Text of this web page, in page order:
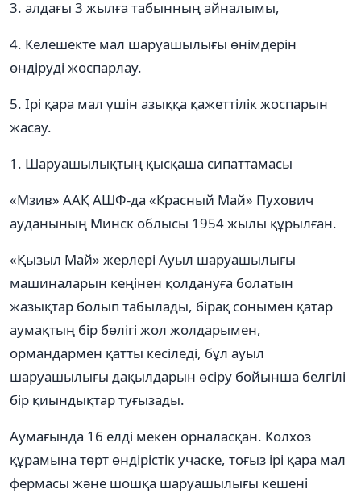
3. алдағы 3 жылға табынның айналымы,
4. Келешекте мал шаруашылығы өнімдерін
өндіруді жоспарлау.
5. Ірі қара мал үшін азыққа қажеттілік жоспарын
жасау.
1. Шаруашылықтың қысқаша сипаттамасы
«Мзив» ААҚ АШФ-да «Красный Май» Пухович
ауданының Минск облысы 1954 жылы құрылған.
«Қызыл Май» жерлері Ауыл шаруашылығы
машиналарын кеңінен қолдануға болатын
жазықтар болып табылады, бірақ сонымен қатар
аумақтың бір бөлігі жол жолдарымен,
ормандармен қатты кесіледі, бұл ауыл
шаруашылығы дақылдарын өсіру бойынша белгілі
бір қиындықтар туғызады.
Аумағында 16 елді мекен орналасқан. Колхоз
құрамына төрт өндірістік учаске, тоғыз ірі қара мал
фермасы және шошқа шаруашылығы кешені